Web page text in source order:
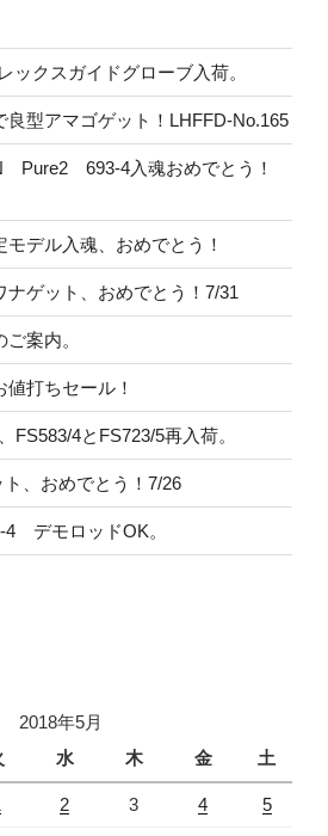
ックスガイドグローブ入荷。
良型アマゴゲット！LHFFD-No.165
Pure2 693-4入魂おめでとう！
デル入魂、おめでとう！
ゲット、おめでとう！7/31
案内。
打ちセール！
FS583/4とFS723/5再入荷。
、おめでとう！7/26
デモロッドOK。
2018年5月
水 木 金 土
2 3 4 5